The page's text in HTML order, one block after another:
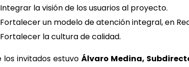
Integrar la visión de los usuarios al proyecto.
Fortalecer un modelo de atención integral, en
Fortalecer la cultura de calidad.
los invitados estuvoÁlvaro Medina,